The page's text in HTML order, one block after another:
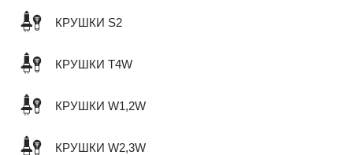
КРУШКИ S2
КРУШКИ T4W
КРУШКИ W1,2W
КРУШКИ W2,3W